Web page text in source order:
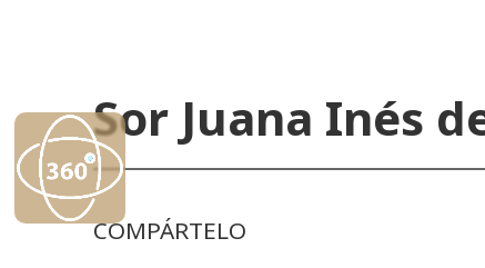
Sor Juana Inés
COMPÁRTELO